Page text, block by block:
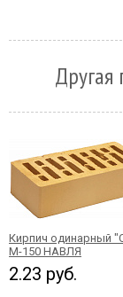
Другая
Кирпич одинарный
М-150 НАВЛЯ
2.23 руб.